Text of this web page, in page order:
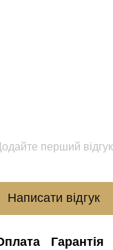
перший відгук
Написати відгук
Гарантія